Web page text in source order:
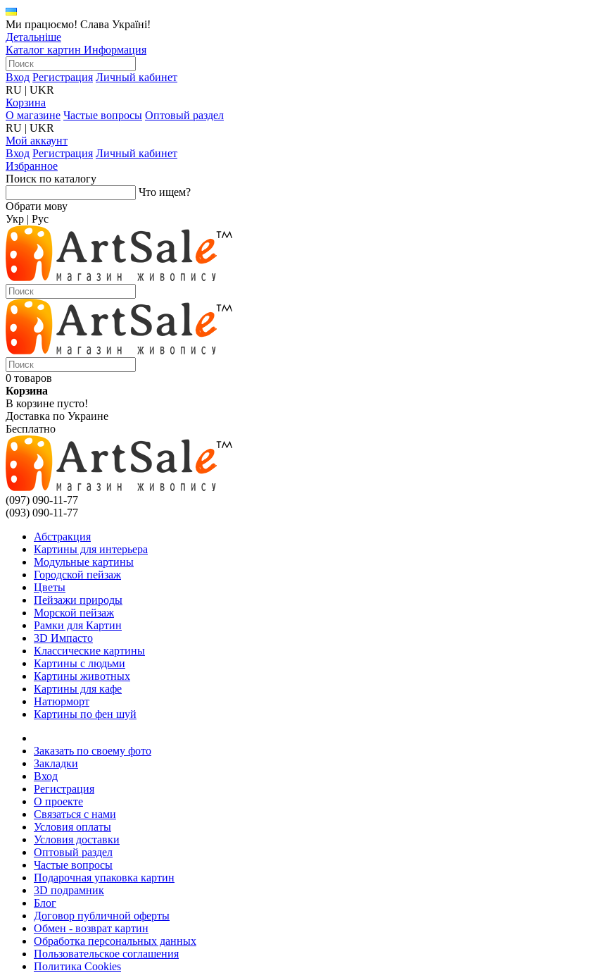
Ми працюємо! Слава Україні!
Детальніше
Каталог картин Информация
Вход Регистрация Личный кабинет
RU | UKR
Корзина
О магазине Частые вопросы Оптовый раздел
RU | UKR
Мой аккаунт
Вход Регистрация Личный кабинет
Избранное
Поиск по каталогу
Что ищем?
Обрати мову
Укр | Рус
0 товаров
Корзина
В корзине пусто!
Доставка по Украине
Бесплатно
(097) 090-11-77
(093) 090-11-77
Абстракция
Картины для интерьера
Модульные картины
Городской пейзаж
Цветы
Пейзажи природы
Морской пейзаж
Рамки для Картин
3D Импасто
Классические картины
Картины с людьми
Картины животных
Картины для кафе
Натюрморт
Картины по фен шуй
Заказать по своему фото
Закладки
Вход
Регистрация
О проекте
Связаться с нами
Условия оплаты
Условия доставки
Оптовый раздел
Частые вопросы
Подарочная упаковка картин
3D подрамник
Блог
Договор публичной оферты
Обмен - возврат картин
Обработка персональных данных
Пользовательское соглашения
Политика Cookies